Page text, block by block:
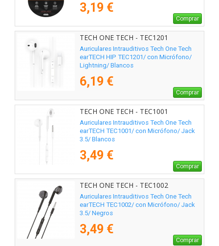
3,19 €
Comprar
TECH ONE TECH - TEC1201
Auriculares Intrauditivos Tech One Tech
earTECH HIP TEC1201/ con Micrófono/
Lightning/ Blancos
6,19 €
Comprar
TECH ONE TECH - TEC1001
Auriculares Intrauditivos Tech One Tech
earTECH TEC1001/ con Micrófono/ Jack
3.5/ Blancos
3,49 €
Comprar
TECH ONE TECH - TEC1002
Auriculares Intrauditivos Tech One Tech
earTECH TEC1002/ con Micrófono/ Jack
3.5/ Negros
3,49 €
Comprar